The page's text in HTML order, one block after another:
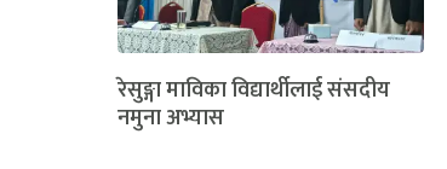
रेसुङ्गा माविका विद्यार्थीलाई संसदीय
नमुना अभ्यास